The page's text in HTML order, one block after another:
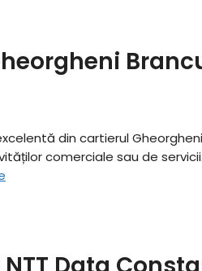
din cartierul
comerciale sau de